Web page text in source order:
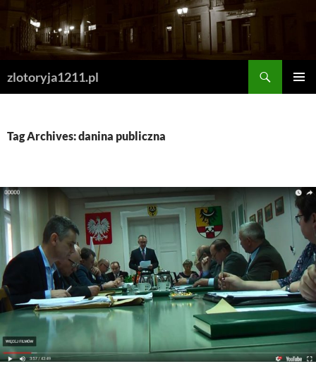
Skip
content
zlotoryja1211.pl
Tag Archives: danina publiczna